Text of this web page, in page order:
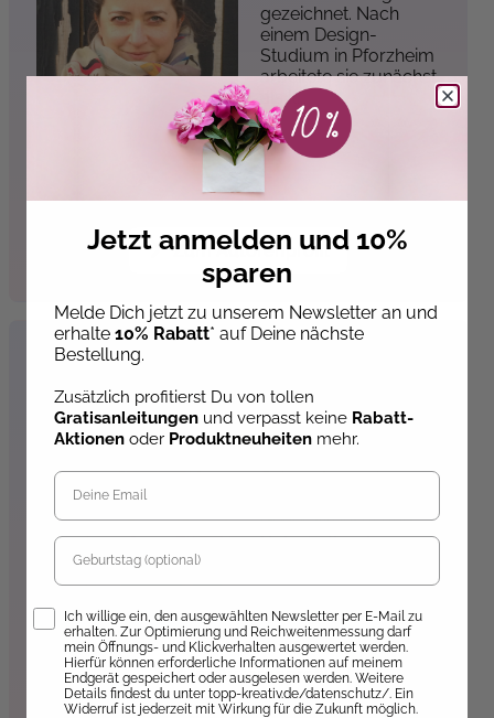
gezeichnet. Nach
einem Design-
Studium in Pforzheim
arbeitete sie zunächst
als Il...
Zum Autorenprofil
Fabian af Petersens
Dag Sebastian
Ahlander wurde 1944
Schweden, geboren.
Generalkonsul und
Botschafter des ...
Zum Autorenprofil
Jetzt anmelden und 10%
sparen
Melde Dich jetzt zu unserem Newsletter an und
erhalte 10% Rabatt* auf Deine nächste
Bestellung.
Zusätzlich profitierst Du von tollen
Gratisanleitungen und verpasst keine Rabatt-
Aktionen oder Produktneuheiten mehr.
Geburtstag
Opt-InIch willige ein, den ausgewählten Newsletter per E-Mail zu
erhalten. Zur Optimierung und Reichweitenmessung darf
mein Öffnungs- und Klickverhalten ausgewertet werden.
Hierfür können erforderliche Informationen auf meinem
Endgerät gespeichert oder ausgelesen werden. Weitere
Details findest du unter topp-kreativ.de/datenschutz/. Ein
Widerruf ist jederzeit mit Wirkung für die Zukunft möglich.